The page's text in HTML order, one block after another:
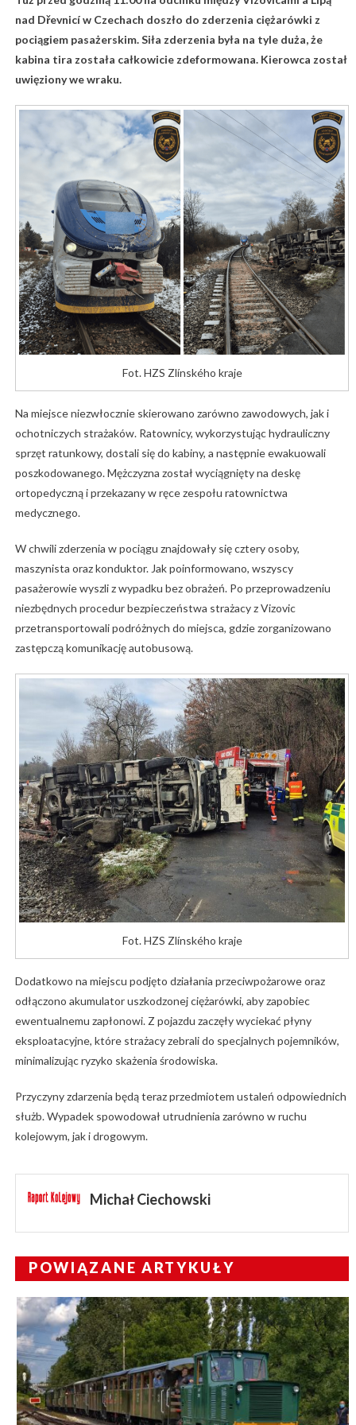
nad Dřevnicí w Czechach doszło do zderzenia ciężarówki z
pociągiem pasażerskim. Siła zderzenia była na tyle duża, że
kabina tira została całkowicie zdeformowana. Kierowca został
uwięziony we wraku.
Fot. HZS Zlínského kraje
Na miejsce niezwłocznie skierowano zarówno zawodowych, jak i
ochotniczych strażaków. Ratownicy, wykorzystując hydrauliczny
sprzęt ratunkowy, dostali się do kabiny, a następnie ewakuowali
poszkodowanego. Mężczyzna został wyciągnięty na deskę
ortopedyczną i przekazany w ręce zespołu ratownictwa
medycznego.
W chwili zderzenia w pociągu znajdowały się cztery osoby,
maszynista oraz konduktor. Jak poinformowano, wszyscy
pasażerowie wyszli z wypadku bez obrażeń. Po przeprowadzeniu
niezbędnych procedur bezpieczeństwa strażacy z Vizovic
przetransportowali podróżnych do miejsca, gdzie zorganizowano
zastępczą komunikację autobusową.
Fot. HZS Zlínského kraje
Dodatkowo na miejscu podjęto działania przeciwpożarowe oraz
odłączono akumulator uszkodzonej ciężarówki, aby zapobiec
ewentualnemu zapłonowi. Z pojazdu zaczęły wyciekać płyny
eksploatacyjne, które strażacy zebrali do specjalnych pojemników,
minimalizując ryzyko skażenia środowiska.
Przyczyny zdarzenia będą teraz przedmiotem ustaleń odpowiednich
służb. Wypadek spowodował utrudnienia zarówno w ruchu
kolejowym, jak i drogowym.
Michał Ciechowski
POWIĄZANE ARTYKUŁY